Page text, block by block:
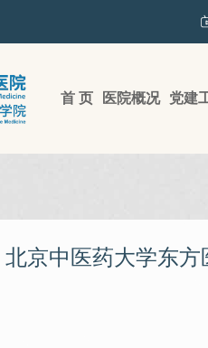
首 页 医院概况 党建
北京中医药大学东